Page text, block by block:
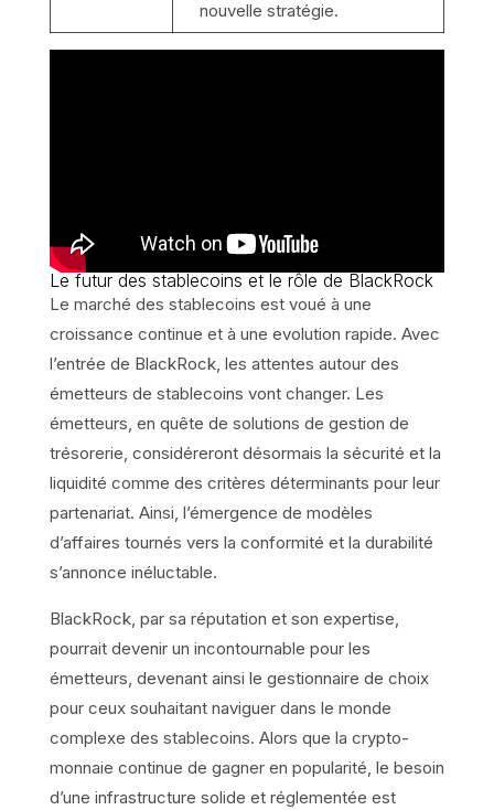
nouvelle stratégie.
Le futur des stablecoins et le rôle de BlackRock
Le marché des stablecoins est voué à une
croissance continue et à une evolution rapide. Avec
l’entrée de BlackRock, les attentes autour des
émetteurs de stablecoins vont changer. Les
émetteurs, en quête de solutions de gestion de
trésorerie, considéreront désormais la sécurité et la
liquidité comme des critères déterminants pour leur
partenariat. Ainsi, l’émergence de modèles
d’affaires tournés vers la conformité et la durabilité
s’annonce inéluctable.
BlackRock, par sa réputation et son expertise,
pourrait devenir un incontournable pour les
émetteurs, devenant ainsi le gestionnaire de choix
pour ceux souhaitant naviguer dans le monde
complexe des stablecoins. Alors que la crypto-
monnaie continue de gagner en popularité, le besoin
d’une infrastructure solide et réglementée est